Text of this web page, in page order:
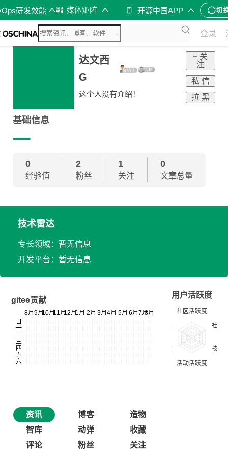
研发效能 媒体矩阵 开源中国APP 切
登录
达文西
G
这个人没有介绍！
+ 关
注
私 信
拉 黑
基础信息
0
经验值
2
粉丝
1
关注
0
文章总量
技术雷达
专长领域：暂无信息
开发平台：暂无信息
gitee贡献
用户活跃度
资讯 博客
造物
智库
动弹
收藏
评论
粉丝 关注